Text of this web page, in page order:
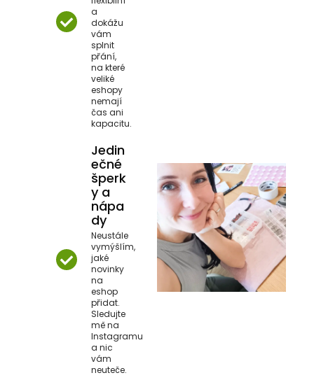
a
dokážu
vám
splnit
přání,
na které
veliké
eshopy
nemají
čas ani
kapacitu.
Jedin
ečné
šperk
y a
nápa
dy
Neustále
vymýšlím,
jaké
novinky
na
eshop
přidat.
Sledujte
mě na
Instagramu
a nic
vám
neuteče.